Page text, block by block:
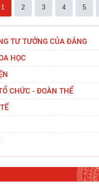
1 2 3 4 5
TƯ TƯỞNG CỦA ĐẢNG
HỌC
CHỨC - ĐOÀN THỂ
Khoa học xã hội Việt
Học viện Chính trị quốc